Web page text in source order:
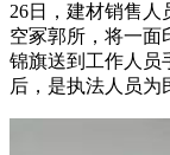
26日，建材销售人
空冢郭所，将一面
锦旗送到工作人员
后，是执法人员为